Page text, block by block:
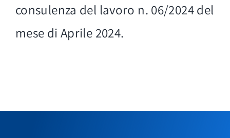
consulenza del lavoro n. 06/2024 del
mese di Aprile 2024.